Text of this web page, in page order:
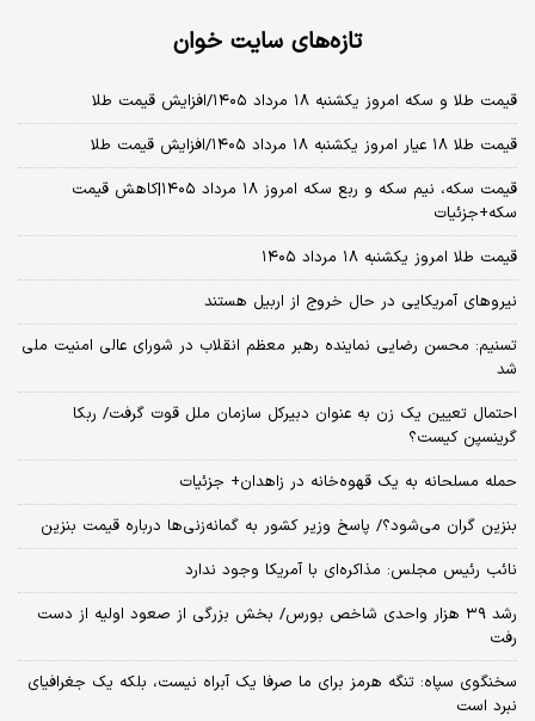
تازه‌های سایت خوان
قیمت طلا و سکه امروز یکشنبه ۱۸ مرداد ۱۴۰۵/افزایش قیمت طلا
قیمت طلا ۱۸ عیار امروز یکشنبه ۱۸ مرداد ۱۴۰۵/افزایش قیمت طلا
قیمت سکه، نیم سکه و ربع سکه امروز ۱۸ مرداد ۱۴۰۵|کاهش قیمت
سکه+جزئیات
قیمت طلا امروز یکشنبه ۱۸ مرداد ۱۴۰۵
نیروهای آمریکایی در حال خروج از اربیل هستند
تسنیم: محسن رضایی نماینده رهبر معظم انقلاب در شورای عالی امنیت ملی
شد
احتمال تعیین یک زن به عنوان دبیرکل سازمان ملل قوت گرفت/ ربکا
گرینسپن کیست؟
حمله مسلحانه به یک قهوه‌خانه در زاهدان+ جزئیات
بنزین گران می‌شود؟/ پاسخ وزیر کشور به گمانه‌زنی‌ها درباره قیمت بنزین
نائب رئیس مجلس: مذاکره‌ای با آمریکا وجود ندارد
رشد ۳۹ هزار واحدی شاخص بورس/ بخش بزرگی از صعود اولیه از دست
رفت
سخنگوی سپاه: تنگه هرمز برای ما صرفا یک آبراه نیست، بلکه یک جغرافیای
نبرد است